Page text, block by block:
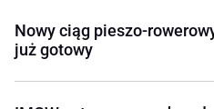
Nowy ciąg pieszo-
już gotowy